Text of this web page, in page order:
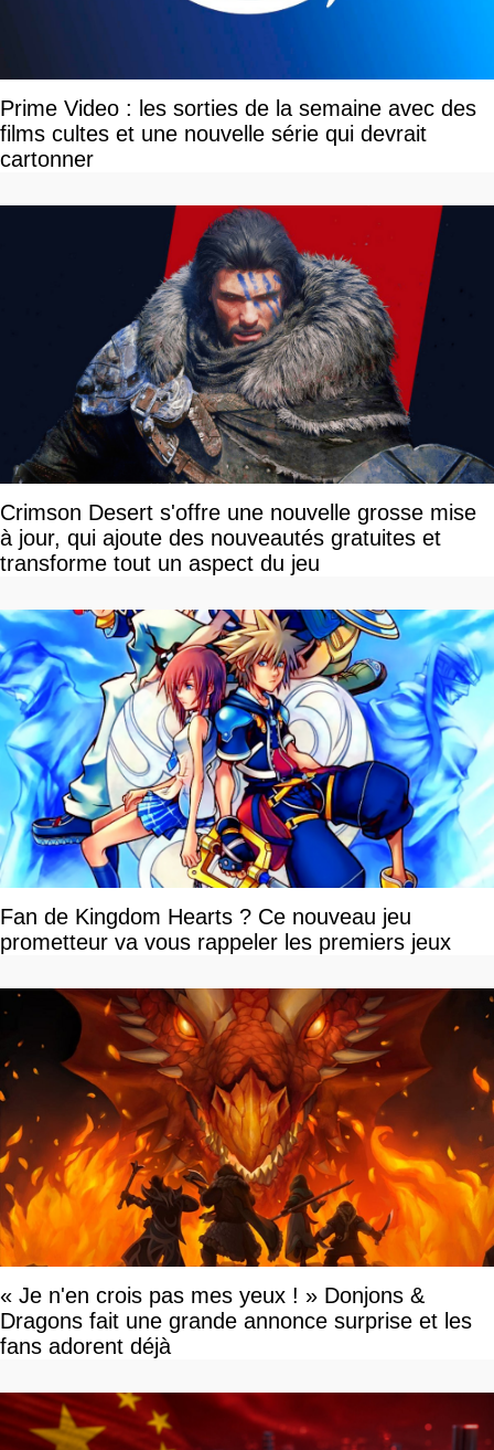
Prime Video : les sorties de la semaine avec des
films cultes et une nouvelle série qui devrait
cartonner
Crimson Desert s'offre une nouvelle grosse mise
à jour, qui ajoute des nouveautés gratuites et
transforme tout un aspect du jeu
Fan de Kingdom Hearts ? Ce nouveau jeu
prometteur va vous rappeler les premiers jeux
« Je n'en crois pas mes yeux ! » Donjons &
Dragons fait une grande annonce surprise et les
fans adorent déjà